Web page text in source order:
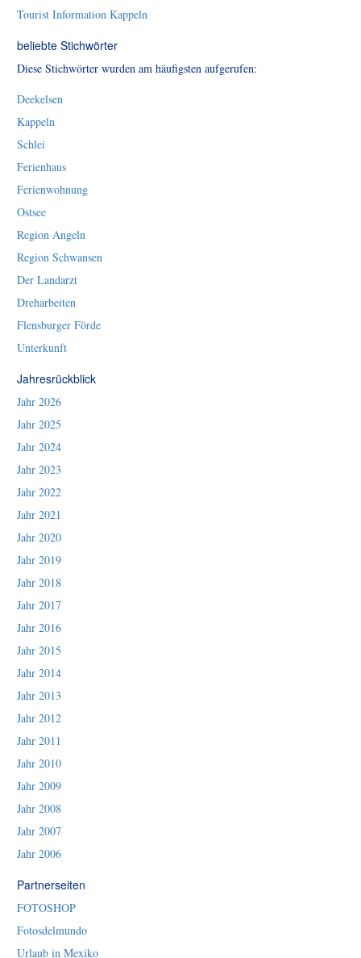
Tourist Information Kappeln
beliebte Stichwörter
Diese Stichwörter wurden am häufigsten aufgerufen:
Deekelsen
Kappeln
Schlei
Ferienhaus
Ferienwohnung
Ostsee
Region Angeln
Region Schwansen
Der Landarzt
Dreharbeiten
Flensburger Förde
Unterkunft
Jahresrückblick
Jahr 2026
Jahr 2025
Jahr 2024
Jahr 2023
Jahr 2022
Jahr 2021
Jahr 2020
Jahr 2019
Jahr 2018
Jahr 2017
Jahr 2016
Jahr 2015
Jahr 2014
Jahr 2013
Jahr 2012
Jahr 2011
Jahr 2010
Jahr 2009
Jahr 2008
Jahr 2007
Jahr 2006
Partnerseiten
FOTOSHOP
Fotosdelmundo
Urlaub in Mexiko